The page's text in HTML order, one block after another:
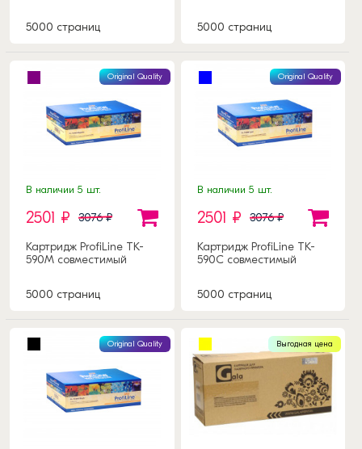
5000 страниц 5000 страниц
Original Quality
В наличии 5 шт.
2501 ₽ 3076 ₽
Картридж ProfiLine TK-
590M совместимый
5000 страниц
Original Quality
В наличии 5 шт.
2501 ₽ 3076 ₽
Картридж ProfiLine TK-
590C совместимый
5000 страниц
Original Quality Выгодная цена